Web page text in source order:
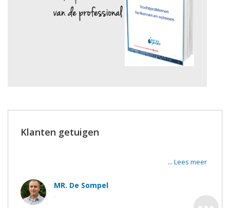
Klanten getuigen
... Lees meer
MR. De Sompel
-